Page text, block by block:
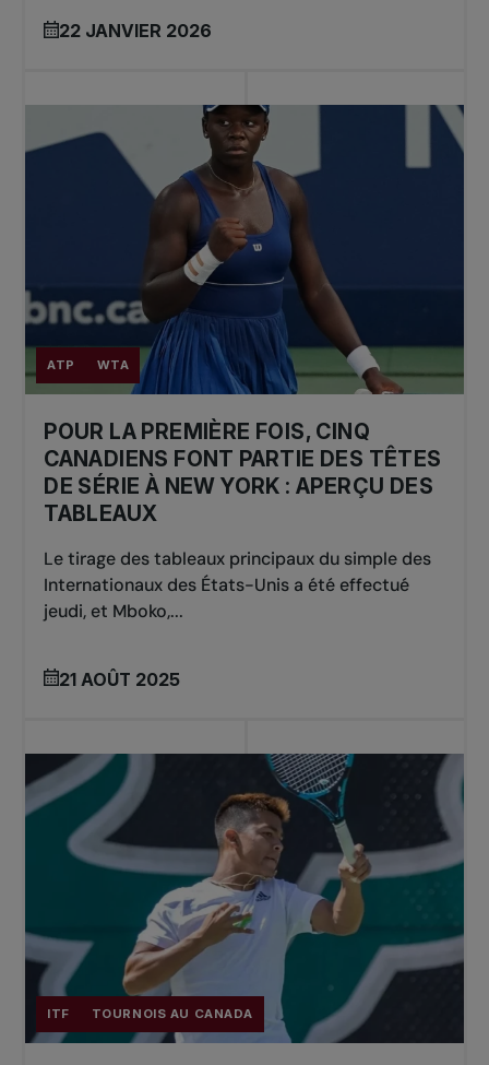
22 JANVIER 2026
ATP WTA
POUR LA PREMIÈRE FOIS, CINQ
CANADIENS FONT PARTIE DES TÊTES
DE SÉRIE À NEW YORK : APERÇU DES
TABLEAUX
Le tirage des tableaux principaux du simple des
Internationaux des États-Unis a été effectué
jeudi, et Mboko,...
21 AOÛT 2025
ITF TOURNOIS AU CANADA